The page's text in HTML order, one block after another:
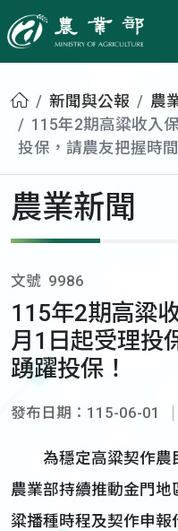
農業部
首頁新聞與公報
農
115年2期高粱收入
投保，請農友把握時
農業新聞
文號 9986
115年2期高粱
月1日起受理投
踴躍投保！
發布日期：115-06-01
為穩定高粱契作農
農業部持續推動金門
粱播種時程及契作申